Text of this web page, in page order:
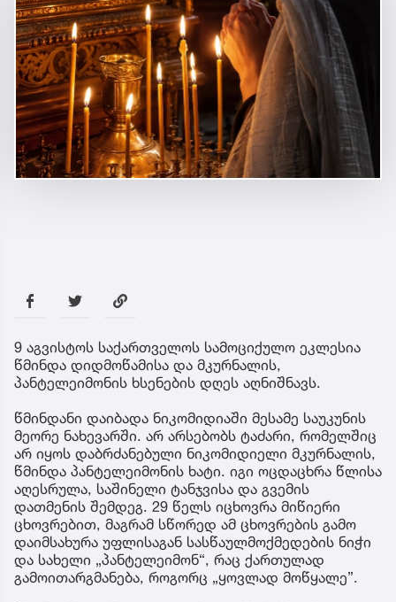
9 აგვისტოს საქართველოს სამოციქულო ეკლესია
წმინდა დიდმოწამისა და მკურნალის,
პანტელეიმონის ხსენების დღეს აღნიშნავს.
წმინდანი დაიბადა ნიკომიდიაში მესამე საუკუნის
მეორე ნახევარში. არ არსებობს ტაძარი, რომელშიც
არ იყოს დაბრძანებული ნიკომიდიელი მკურნალის,
წმინდა პანტელეიმონის ხატი. იგი ოცდაცხრა წლისა
აღესრულა, საშინელი ტანჯვისა და გვემის
დათმენის შემდეგ. 29 წელს იცხოვრა მიწიერი
ცხოვრებით, მაგრამ სწორედ ამ ცხოვრების გამო
დაიმსახურა უფლისაგან სასწაულმოქმედების ნიჭი
და სახელი „პანტელეიმონ“, რაც ქართულად
გამოითარგმანება, როგორც „ყოვლად მოწყალე”.